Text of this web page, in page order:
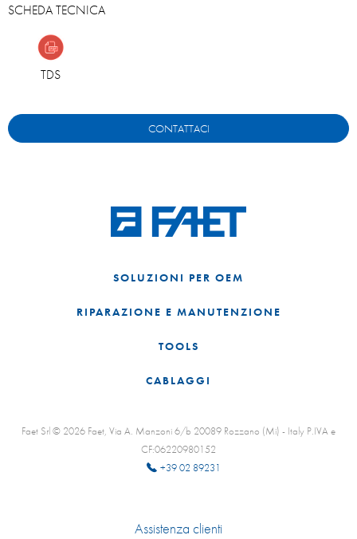
SCHEDA TECNICA
TDS
CONTATTACI
SOLUZIONI PER OEM
RIPARAZIONE E MANUTENZIONE
TOOLS
CABLAGGI
Faet Srl © 2026 Faet, Via A. Manzoni 6/b 20089 Rozzano (Mi) - Italy P.IVA e
CF:06220980152
+39 02 89231
Assistenza clienti